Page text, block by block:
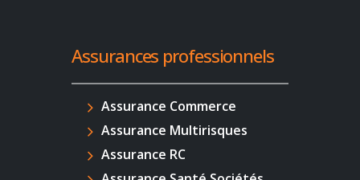
Assurances professionnels
Assurance Commerce
Assurance Multirisques
Assurance RC